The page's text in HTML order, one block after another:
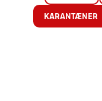
KARANTÆNER